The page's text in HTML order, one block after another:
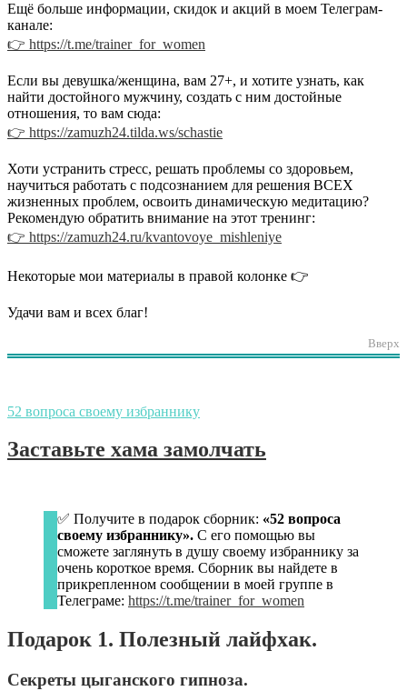
Ещё больше информации, скидок и акций в моем Телеграм-
канале:
👉 https://t.me/trainer_for_women
Если вы девушка/женщина, вам 27+, и хотите узнать, как
найти достойного мужчину, создать с ним достойные
отношения, то вам сюда:
👉 https://zamuzh24.tilda.ws/schastie
Хоти устранить стресс, решать проблемы со здоровьем,
научиться работать с подсознанием для решения ВСЕХ
жизненных проблем, освоить динамическую медитацию?
Рекомендую обратить внимание на этот тренинг:
👉 https://zamuzh24.ru/kvantovoye_mishleniye
Некоторые мои материалы в правой колонке 👉
Удачи вам и всех благ!
Вверх
52 вопроса своему избраннику
Заставьте хама замолчать
✅ Получите в подарок сборник: «52 вопроса
своему избраннику». С его помощью вы
сможете заглянуть в душу своему избраннику за
очень короткое время. Сборник вы найдете в
прикрепленном сообщении в моей группе в
Телеграме: https://t.me/trainer_for_women
Подарок 1. Полезный лайфхак.
Секреты цыганского гипноза.